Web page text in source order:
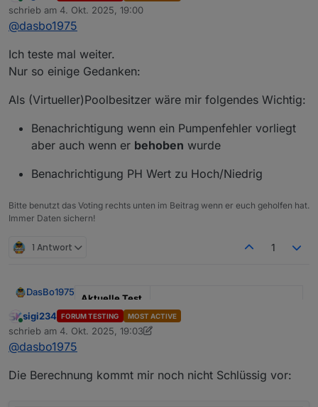
@dasbo1975sagte in
ioBroker.poolcontrol – Version 0.1.1
veröffentlicht
startet eine Leistung angeben.
Ich habe da ein Blockly dafür:
blockly´s liegen. Das feuert viel schneller als eine
Messsteckdose.. Aber ich schreibe mir das mal auf,
eine Art Kulanzzeit. So würde die
stattfinden.
Online
schrieb am 4. Okt. 2025, 19:00
zuletzt editiert von
@dasbo1975
Ich teste mal weiter.
Nur so einige Gedanken:
Als (Virtueller)Poolbesitzer wäre mir folgendes Wichtig:
Benachrichtigung wenn ein Pumpenfehler vorliegt
aber auch wenn er behoben wurde
Benachrichtigung PH Wert zu Hoch/Niedrig
Bitte benutzt das Voting rechts unten im Beitrag wenn er euch geholfen hat.
Immer Daten sichern!
1 Antwort 1
DasBo1975
Aktuelle Test
Version
1.4.1
Veröffentlichu
Github Link
https://github.com/DasBo1975/i
Online
sigi234 FORUM TESTING MOST ACTIVE
schrieb am 4. Okt. 2025, 19:03
zuletzt editiert von sigi23410. Apr. 2025, 21:07
@dasbo1975
Die Berechnung kommt mir noch nicht Schlüssig vor: